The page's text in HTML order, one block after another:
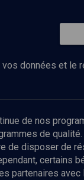
données et le
de nos
de
de disposer de
certains
partenaires